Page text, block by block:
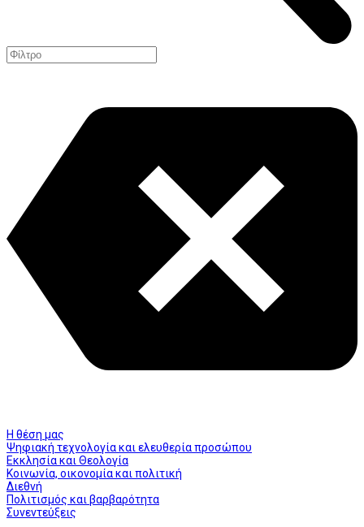
Η θέση μας
Ψηφιακή τεχνολογία και ελευθερία προσώπου
Εκκλησία και Θεολογία
Κοινωνία, οικονομία και πολιτική
Διεθνή
Πολιτισμός και βαρβαρότητα
Συνεντεύξεις